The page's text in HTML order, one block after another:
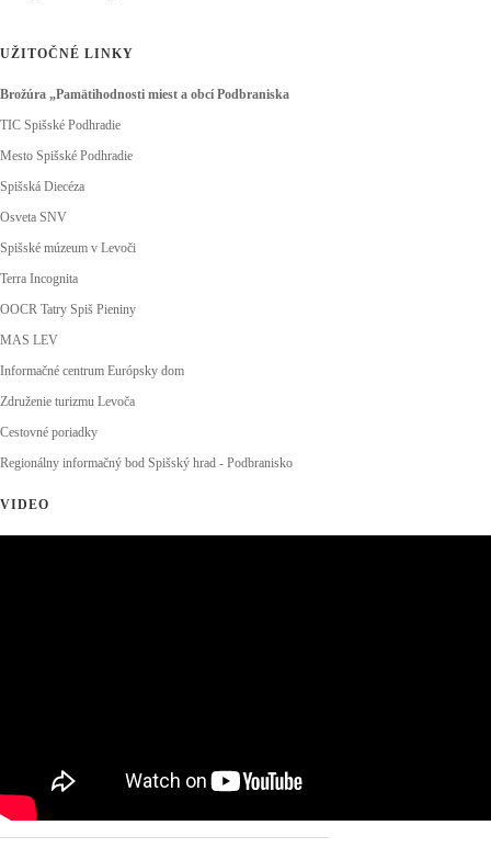
UŽITOČNÉ LINKY
Brožúra „Pamätihodnosti miest a obcí Podbraniska
TIC Spišské Podhradie
Mesto Spišské Podhradie
Spišská Diecéza
Osveta SNV
Spišské múzeum v Levoči
Terra Incognita
OOCR Tatry Spiš Pieniny
MAS LEV
Informačné centrum Európsky dom
Združenie turizmu Levoča
Cestovné poriadky
Regionálny informačný bod Spišský hrad - Podbranisko
VIDEO